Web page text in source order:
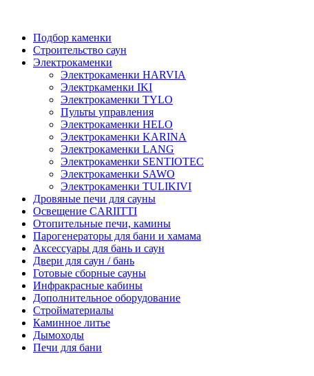
Подбор каменки
Строительство саун
Электрокаменки
Электрокаменки HARVIA
Электркаменки IKI
Электрокаменки TYLO
Пульты управления
Электрокаменки HELO
Электрокаменки KARINA
Электрокаменки LANG
Электрокаменки SENTIOTEC
Электрокаменки SAWO
Электрокаменки TULIKIVI
Дровяные печи для сауны
Освещение CARIITTI
Отопительные печи, камины
Парогенераторы для бани и хамама
Аксессуары для бань и саун
Двери для саун / бань
Готовые сборные сауны
Инфракрасные кабины
Дополнительное оборудование
Стройматериалы
Каминное литье
Дымоходы
Печи для бани